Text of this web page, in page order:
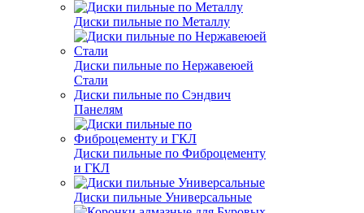
Диски пильные по Металлу
Диски пильные по Нержавеюей
Стали
Диски пильные по Сэндвич
Панелям
Диски пильные по Фиброцементу
и ГКЛ
Диски пильные Универсальные